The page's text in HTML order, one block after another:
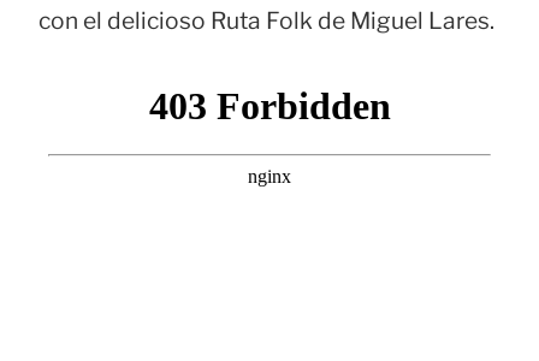
con el delicioso Ruta Folk de Miguel Lares.